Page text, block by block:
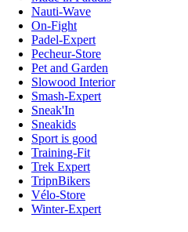
Nauti-Wave
On-Fight
Padel-Expert
Pecheur-Store
Pet and Garden
Slowood Interior
Smash-Expert
Sneak'In
Sneakids
Sport is good
Training-Fit
Trek Expert
TripnBikers
Vélo-Store
Winter-Expert